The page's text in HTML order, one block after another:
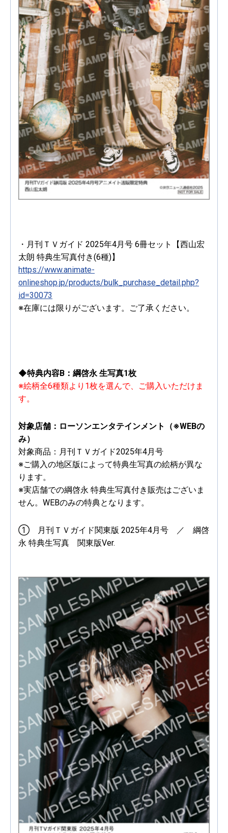
・月刊ＴＶガイド 2025年4月号 6冊セット【西山宏
太朗 特典生写真付き(6種)】
https://www.animate-
onlineshop.jp/products/bulk_purchase_detail.php?
id=30073
※在庫には限りがございます。ご了承ください。
◆特典内容B：綱啓永 生写真1枚
※絵柄全6種類より1枚を選んで、ご購入いただけま
す。
対象店舗：ローソンエンタテインメント（※WEBの
み）
対象商品：月刊ＴＶガイド2025年4月号
※ご購入の地区版によって特典生写真の絵柄が異な
ります。
※実店舗での綱啓永 特典生写真付き販売はございま
せん。WEBのみの特典となります。
① 月刊ＴＶガイド関東版 2025年4月号 ／ 綱啓
永 特典生写真 関東版Ver.